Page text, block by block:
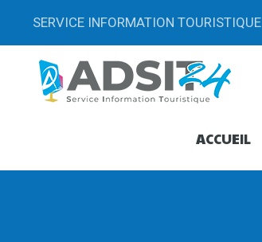
SERVICE INFORMATION TOURISTIQUE
ACCUEIL